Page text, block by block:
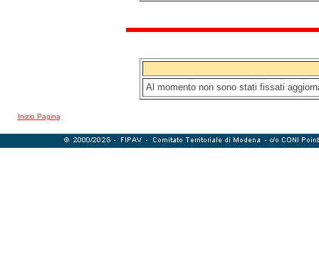
Al momento non sono stati fissati
Inizio Pagina